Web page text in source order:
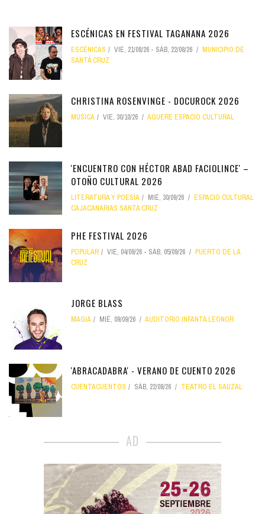
ESCÉNICAS EN FESTIVAL TAGANANA 2026
ESCÉNICAS VIE, 21/08/26 - SÁB, 22/08/26
MUNICIPIO DE
SANTA CRUZ
CHRISTINA ROSENVINGE - DOCUROCK 2026
MÚSICA VIE, 30/10/26 AGUERE ESPACIO CULTURAL
'ENCUENTRO CON HÉCTOR ABAD FACIOLINCE' –
OTOÑO CULTURAL 2026
LITERATURA Y POESÍA MIÉ, 30/09/26
ESPACIO CULTURAL
CAJACANARIAS SANTA CRUZ
PHE FESTIVAL 2026
POPULAR VIE, 04/09/26 - SÁB, 05/09/26
PUERTO DE LA
CRUZ
JORGE BLASS
MAGIA MIÉ, 09/09/26 AUDITORIO INFANTA LEONOR
'ABRACADABRA' - VERANO DE CUENTO 2026
CUENTACUENTOS SÁB, 22/08/26 TEATRO EL SAUZAL
AD